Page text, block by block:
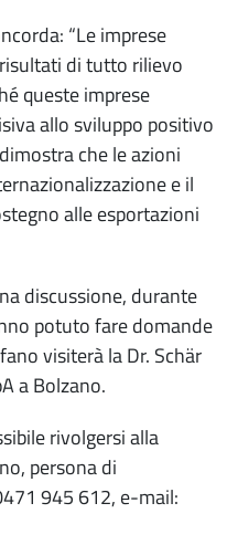
“Le imprese
di tutto rilievo
queste imprese
allo sviluppo positivo
che le azioni
e il
alle esportazioni
discussione, durante
potuto fare domande
visiterà la Dr. Schär
a Bolzano.
rivolgersi alla
persona di
945 612, e-mail: